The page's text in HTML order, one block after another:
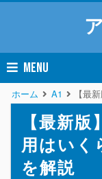
MENU
ホーム A1 【最
【最新
用はいく
を解説